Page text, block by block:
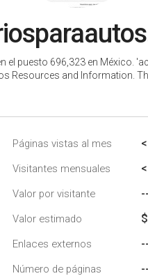
puesto 696,323 en México.
Resources and Information.
Páginas vistas al mes
Visitantes mensuales
Valor por visitante --
Valor estimado
Enlaces externos --
Número de páginas --